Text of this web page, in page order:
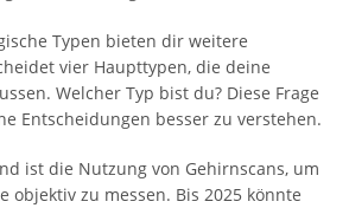
Typen bieten dir weitere
vier Haupttypen, die deine
Welcher Typ bist du? Diese Frage
Entscheidungen besser zu verstehen.
ist die Nutzung von Gehirnscans, um
objektiv zu messen. Bis 2025 könnte